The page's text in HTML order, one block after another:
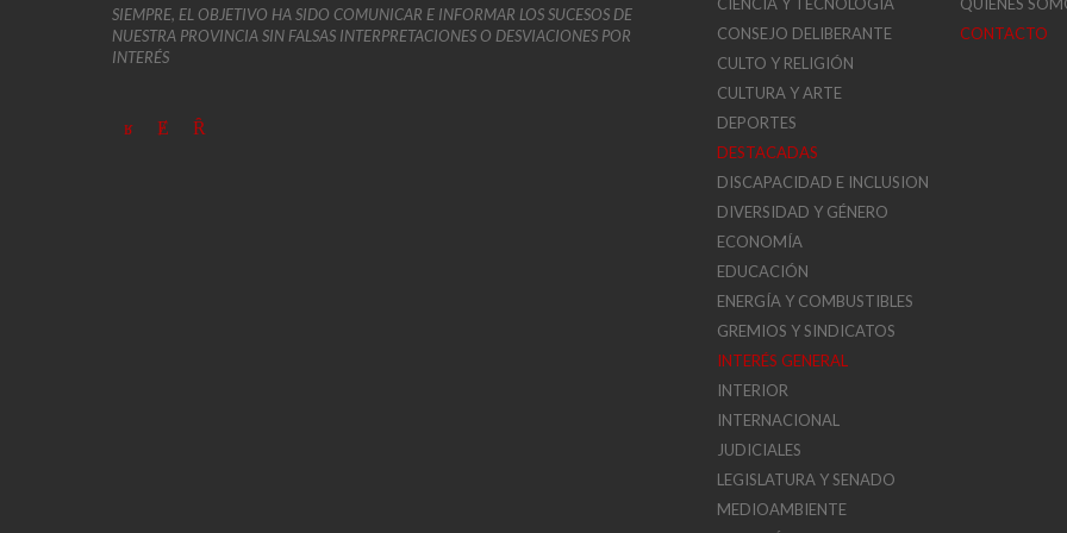
SIEMPRE, EL OBJETIVO HA SIDO COMUNICAR E INFORMAR LOS SUCESOS DE
NUESTRA PROVINCIA SIN FALSAS INTERPRETACIONES O DESVIACIONES POR
INTERÉS
CONSEJO DELIBERANTE
CULTO Y RELIGIÓN
CULTURA Y ARTE
DEPORTES
DESTACADAS
DISCAPACIDAD E INCLUSION
DIVERSIDAD Y GÉNERO
ECONOMÍA
EDUCACIÓN
ENERGÍA Y COMBUSTIBLES
GREMIOS Y SINDICATOS
INTERÉS GENERAL
INTERIOR
INTERNACIONAL
JUDICIALES
LEGISLATURA Y SENADO
MEDIOAMBIENTE
CONTACTO